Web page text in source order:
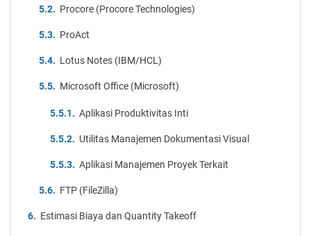
Procore (Procore Technologies)
ProAct
Lotus Notes (IBM/HCL)
Microsoft Office (Microsoft)
Aplikasi Produktivitas Inti
Utilitas Manajemen Dokumentasi Visual
Aplikasi Manajemen Proyek Terkait
FTP (FileZilla)
Estimasi Biaya dan Quantity Takeoff